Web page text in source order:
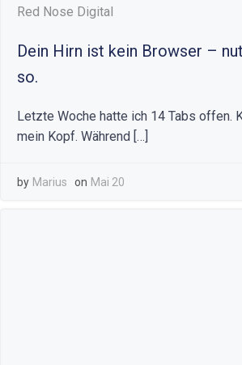
Red Nose Digital
Dein Hirn ist kein Browser –
so.
Letzte Woche hatte ich 14 Tabs offen.
mein Kopf. Während […]
by Marius on Mai 20